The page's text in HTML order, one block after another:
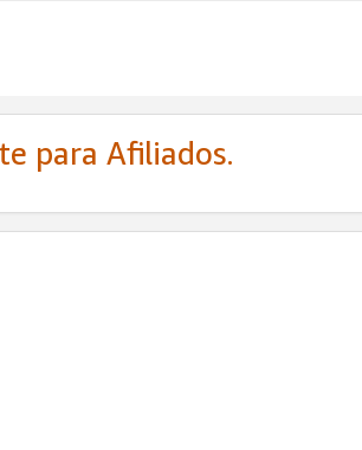
para Afiliados.